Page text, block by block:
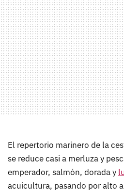
El repertorio marinero de la
se reduce casi a merluza y
emperador, salmón, dorada y
acuicultura, pasando por alto